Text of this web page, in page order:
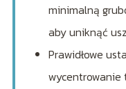
minimalną
aby uniknąć
Prawidłowe
wycentrowanie